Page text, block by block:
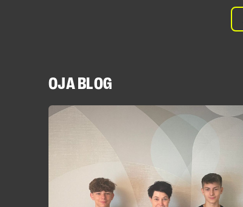
OJA BLOG